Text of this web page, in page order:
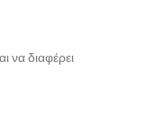
να διαφέρει